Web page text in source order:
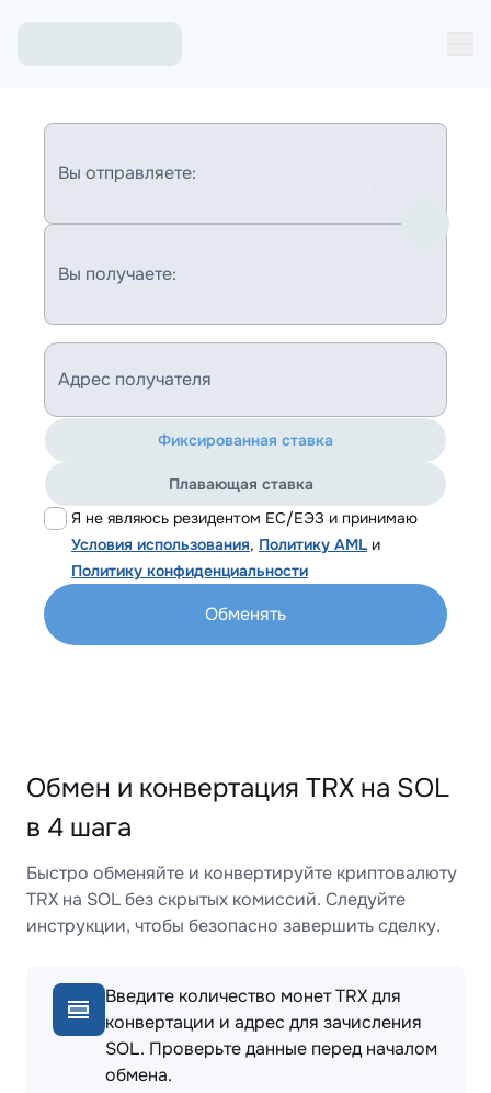
Вы отправляете:
Вы получаете:
Адрес получателя
Я не являюсь резидентом ЕС/ЕЭЗ и принимаю
Условия использования, Политику AML и
Политику конфиденциальности
Фиксированная ставка
Плавающая ставка
Обменять
Обмен и конвертация TRX на SOL
в 4 шага
Быстро обменяйте и конвертируйте криптовалюту
TRX на SOL без скрытых комиссий. Следуйте
инструкции, чтобы безопасно завершить сделку.
Введите количество монет TRX для
конвертации и адрес для зачисления
SOL. Проверьте данные перед началом
обмена.